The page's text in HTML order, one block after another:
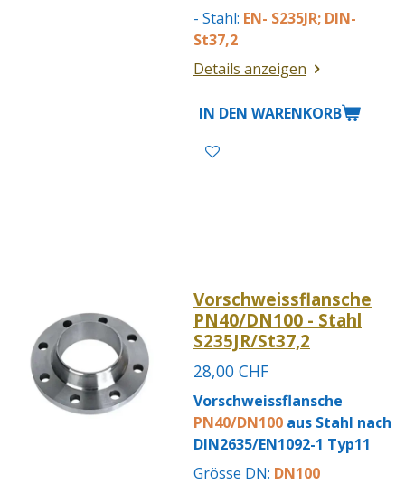
- Stahl: EN- S235JR; DIN-
St37,2
Details anzeigen
IN DEN WARENKORB
Vorschweissflansche
PN40/DN100 - Stahl
S235JR/St37,2
28,00 CHF
Vorschweissflansche
PN40/DN100 aus Stahl nach
DIN2635/EN1092-1 Typ11
Grösse DN: DN100